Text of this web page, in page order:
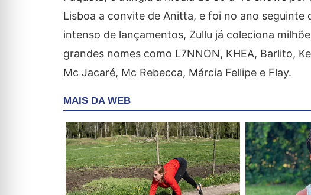
Lisboa a convite de Anitta, e foi no ano seguinte
intenso de lançamentos, Zullu já coleciona
grandes nomes como L7NNON, KHEA, Barlito,
Mc Jacaré, Mc Rebecca, Márcia Fellipe e Flay.